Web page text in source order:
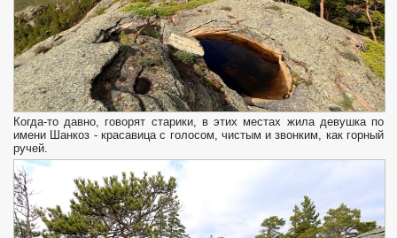
Когда-то давно, говорят старики, в этих местах жила девушка по
имени Шанкоз - красавица с голосом, чистым и звонким, как горный
ручей.